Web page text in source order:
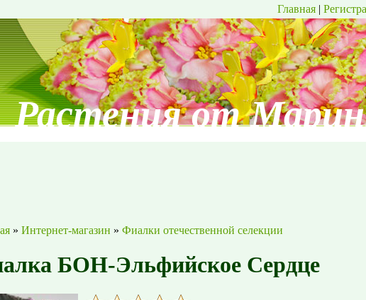
Главная |
Растения от
» Интернет-магазин » Фиалки отечественной селекции
БОН-Эльфийское Сердце